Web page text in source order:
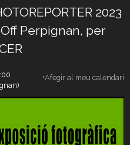
2023
Perpignan, per
+Afegir al meu calendari